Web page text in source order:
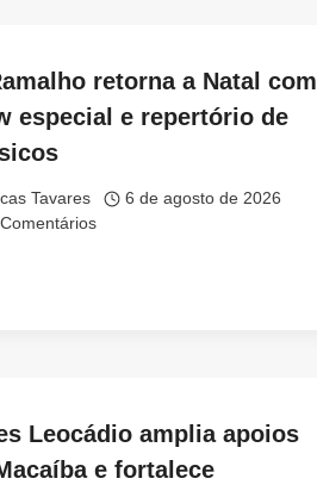
retorna a Natal com
especial e repertório de
Tavares
6 de agosto de 2026
Leocádio amplia apoios
e fortalece